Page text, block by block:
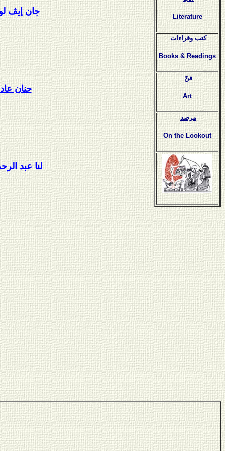
جان إيڤ
حنان عاد
لنا عبد
Literature
كتب وقراءات
Books & Readings
فنّ
Art
مرصد
On the Lookout